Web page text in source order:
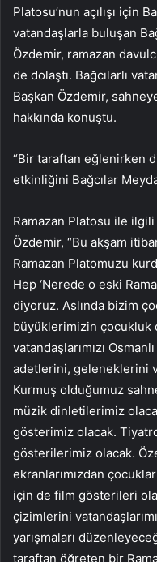
Platosu’nun açılışı için
vatandaşlarla buluşan
Özdemir, ramazan
de dolaştı. Bağcılarlı
Başkan Özdemir,
hakkında konuştu.
“Bir taraftan eğlenirken
etkinliğini Bağcılar
Ramazan Platosu ile
Özdemir, “Bu akşam
Ramazan Platomuzu
Hep ‘Nerede o eski
diyoruz. Aslında bizim
büyüklerimizin çocukluk
vatandaşlarımızı
adetlerini, geleneklerini
Kurmuş olduğumuz
müzik dinletilerimiz
gösterimiz olacak.
gösterilerimiz olacak.
ekranlarımızdan
için de film gösterileri
çizimlerini
yarışmaları
taraftan öğreten bir